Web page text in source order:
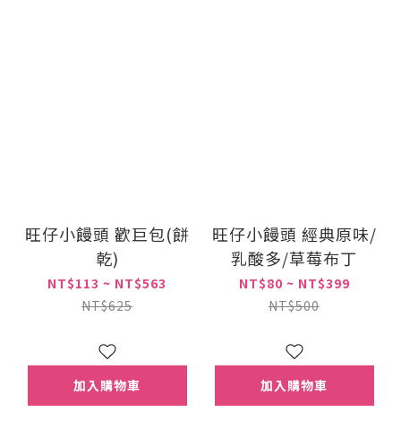
旺仔小饅頭 歡巨包(餅
乾)
NT$113 ~ NT$563
NT$625
加入購物車
旺仔小饅頭 經典原味/
乳酸多/草莓布丁
NT$80 ~ NT$399
NT$500
加入購物車